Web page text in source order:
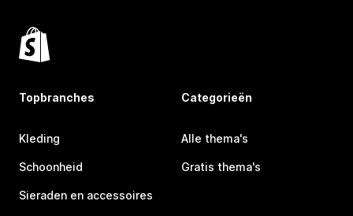
Topbranches
Kleding
Schoonheid
Sieraden en accessoires
Categorieën
Alle thema's
Gratis thema's